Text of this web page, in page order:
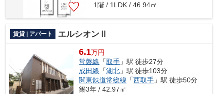
1階 / 1LDK / 46.94㎡
賃貸 | アパート エルシオンⅡ
6.1万円
常磐線 「取手 」駅 徒歩27分
成田線 「湖北 」駅 徒歩103分
関東鉄道常総線 「西取手 」駅 徒歩50分
築3年 / 42.97㎡